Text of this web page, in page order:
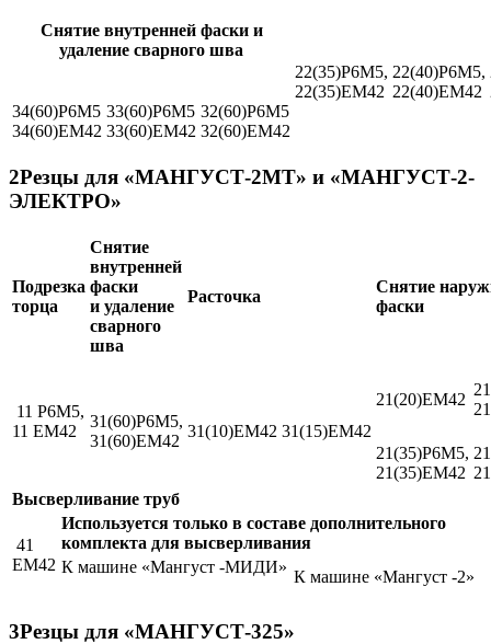
Снятие внутренней фаски и
удаление сварного шва
22(35)Р6М5,
22(35)ЕМ42
22(40)Р6М5,
22(40)ЕМ42
34(60)Р6М5
34(60)ЕМ42
33(60)Р6М5
33(60)ЕМ42
32(60)Р6М5
32(60)ЕМ42
2Резцы для «МАНГУСТ-2МТ» и «МАНГУСТ-2-
ЭЛЕКТРО»
Подрезка
торца
Снятие
внутренней
фаски
и удаление
сварного
шва
Расточка
Снятие
фаски
11 Р6М5,
11 ЕМ42
31(60)Р6М5,
31(60)ЕМ42
31(10)ЕМ42 31(15)ЕМ42
21(20)ЕМ42
21(35)Р6М5,
21(35)ЕМ42
Высверливание труб
41
EM42
Используется только в составе дополнительного
комплекта для высверливания
К машине «Мангуст -МИДИ»
К машине «Мангуст -2»
3Резцы для «МАНГУСТ-325»